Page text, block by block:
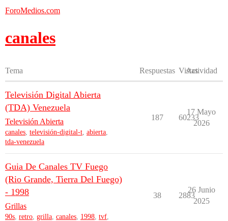
ForoMedios.com
canales
Tema Respuestas Vistas
Actividad
Televisión Digital Abierta
(TDA) Venezuela
Televisión Abierta
canales, televisión-digital-t, abierta,
tda-venezuela
187 60233
17 Mayo
2026
Guia De Canales TV Fuego
(Rio Grande, Tierra Del Fuego)
- 1998
Grillas
90s, retro, grilla, canales, 1998, tvf,
38 2883
26 Junio
2025